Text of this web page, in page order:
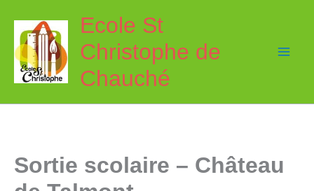
contenu
Ecole St
Christophe de
Chauché
Sortie scolaire – Château